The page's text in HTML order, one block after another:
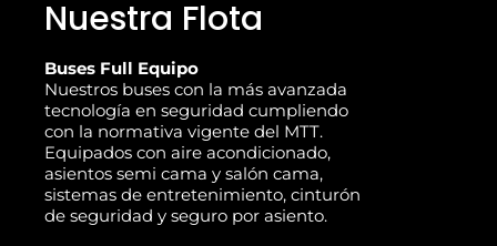
Nuestra Flota
Buses Full Equipo
Nuestros buses con la más avanzada
tecnología en seguridad cumpliendo
con la normativa vigente del MTT.
Equipados con aire acondicionado,
asientos semi cama y salón cama,
sistemas de entretenimiento, cinturón
de seguridad y seguro por asiento.